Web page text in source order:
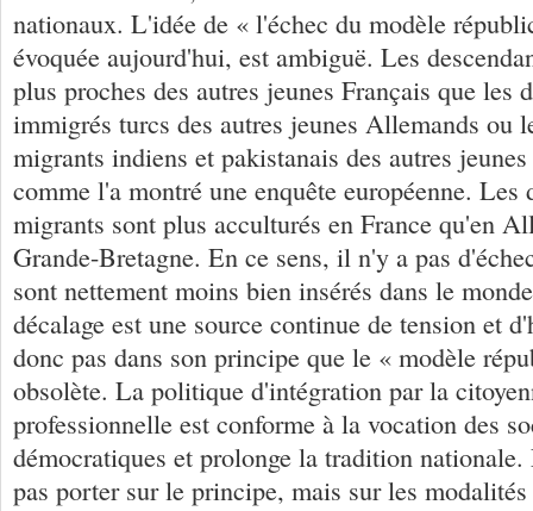
nationaux. L'idée de « l'échec du modèle
évoquée aujourd'hui, est ambiguë. Les
plus proches des autres jeunes Français que les
immigrés turcs des autres jeunes Allemands ou
migrants indiens et pakistanais des autres
comme l'a montré une enquête européenne. Les
migrants sont plus acculturés en France qu'en
Grande-Bretagne. En ce sens, il n'y a pas
sont nettement moins bien insérés dans le
décalage est une source continue de tension et
donc pas dans son principe que le « modèle
obsolète. La politique d'intégration par la
professionnelle est conforme à la vocation des
démocratiques et prolonge la tradition
pas porter sur le principe, mais sur les